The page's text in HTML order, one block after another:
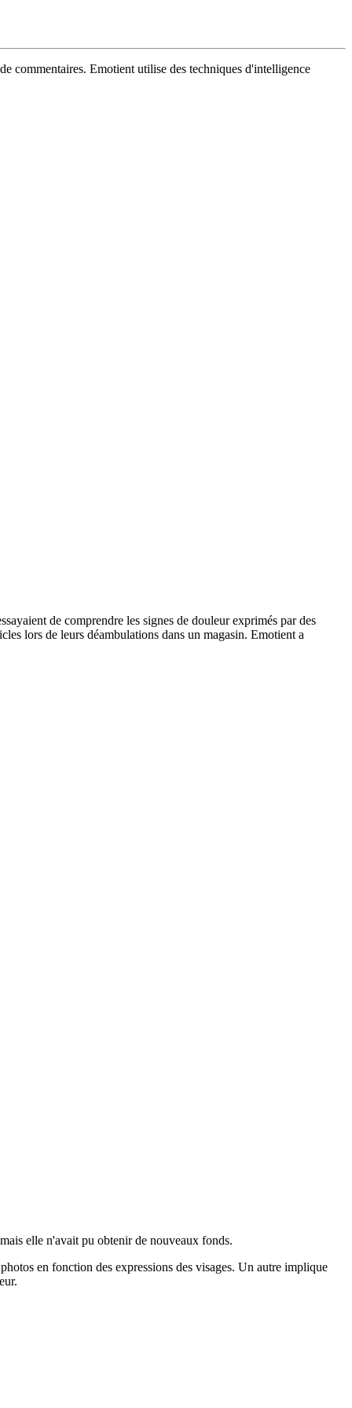
commentaires. Emotient utilise des techniques d'intelligence
de comprendre les signes de douleur exprimés par des
lors de leurs déambulations dans un magasin. Emotient a
elle n'avait pu obtenir de nouveaux fonds.
en fonction des expressions des visages. Un autre implique